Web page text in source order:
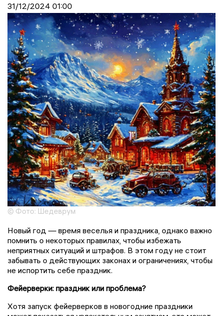
31/12/2024 01:00
© Фото: Шедеврум
Новый год — время веселья и праздника, однако важно
помнить о некоторых правилах, чтобы избежать
неприятных ситуаций и штрафов. В этом году не стоит
забывать о действующих законах и ограничениях, чтобы
не испортить себе праздник.
Фейерверки: праздник или проблема?
Хотя запуск фейерверков в новогодние праздники